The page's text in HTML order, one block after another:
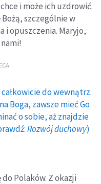
i może ich uzdrowić.
szczególnie w
i opuszczenia. Maryjo,
do wewnątrz.
Boga, zawsze mieć Go
o sobie, aż znajdzie
Rozwój duchowy)
Polaków. Z okazji